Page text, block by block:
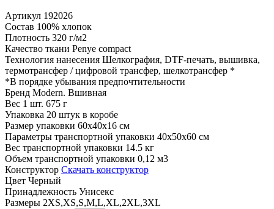
Артикул 192026
Состав 100% хлопок
Плотность 320 г/м2
Качество ткани Penye compact
Технология нанесения Шелкография, DTF-печать, вышивка,
термотрансфер / цифровой трансфер, шелкотрансфер *
*В порядке убывания предпочтительности
Бренд Modern. Вшивная
Вес 1 шт. 675 г
Упаковка 20 штук в коробе
Размер упаковки 60х40х16 см
Параметры транспортной упаковки 40x50x60 см
Вес транспортной упаковки 14.5 кг
Объем транспортной упаковки 0,12 м3
Конструктор Скачать конструктор
Цвет Черный
Принадлежность Унисекс
Размеры 2XS,XS,S,M,L,XL,2XL,3XL